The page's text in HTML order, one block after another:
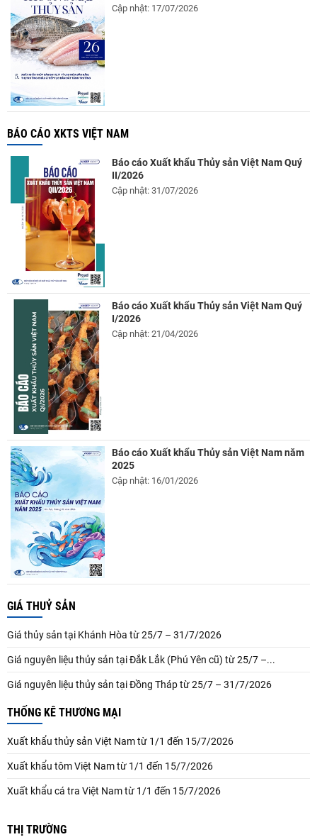
Cập nhật: 17/07/2026
BÁO CÁO XKTS VIỆT NAM
Báo cáo Xuất khẩu Thủy sản Việt Nam Quý
II/2026
Cập nhật: 31/07/2026
Báo cáo Xuất khẩu Thủy sản Việt Nam Quý
I/2026
Cập nhật: 21/04/2026
Báo cáo Xuất khẩu Thủy sản Việt Nam năm
2025
Cập nhật: 16/01/2026
GIÁ THUỶ SẢN
Giá thủy sản tại Khánh Hòa từ 25/7 – 31/7/2026
Giá nguyên liệu thủy sản tại Đắk Lắk (Phú Yên cũ) từ 25/7 –...
Giá nguyên liệu thủy sản tại Đồng Tháp từ 25/7 – 31/7/2026
THỐNG KÊ THƯƠNG MẠI
Xuất khẩu thủy sản Việt Nam từ 1/1 đến 15/7/2026
Xuất khẩu tôm Việt Nam từ 1/1 đến 15/7/2026
Xuất khẩu cá tra Việt Nam từ 1/1 đến 15/7/2026
THỊ TRƯỜNG